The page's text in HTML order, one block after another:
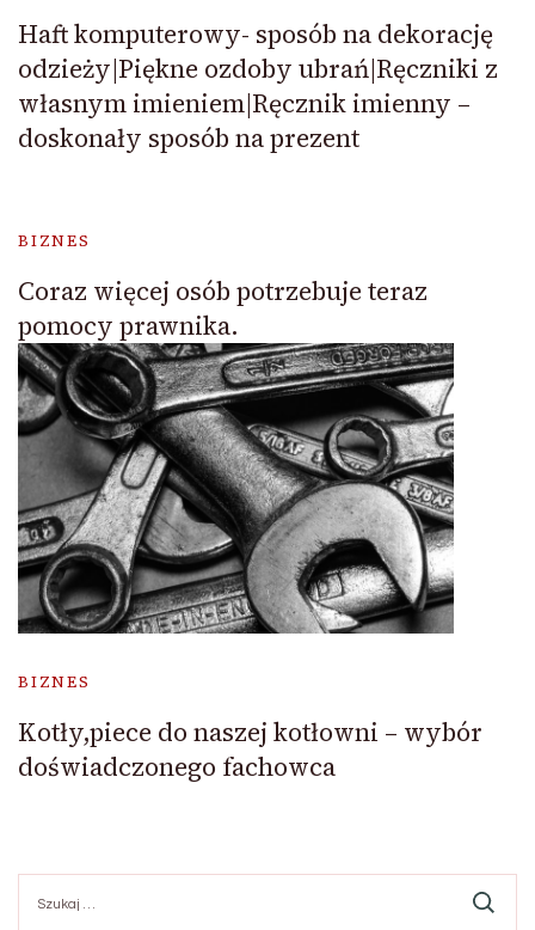
Haft komputerowy- sposób na dekorację
odzieży|Piękne ozdoby ubrań|Ręczniki z
własnym imieniem|Ręcznik imienny –
doskonały sposób na prezent
BIZNES
Coraz więcej osób potrzebuje teraz
pomocy prawnika.
BIZNES
Kotły,piece do naszej kotłowni – wybór
doświadczonego fachowca